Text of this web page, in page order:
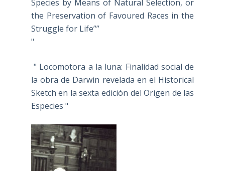
Species by Means of Natural Selection, or
the Preservation of Favoured Races in the
Struggle for Life””
"
" Locomotora a la luna: Finalidad social de
la obra de Darwin revelada en el Historical
Sketch en la sexta edición del Origen de las
Especies "